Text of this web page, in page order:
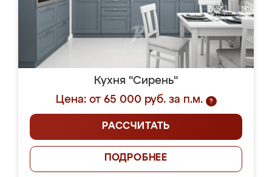
Кухня "Сирень"
Цена: от 65 000 руб. за п.м.
?
РАССЧИТАТЬ
ПОДРОБНЕЕ